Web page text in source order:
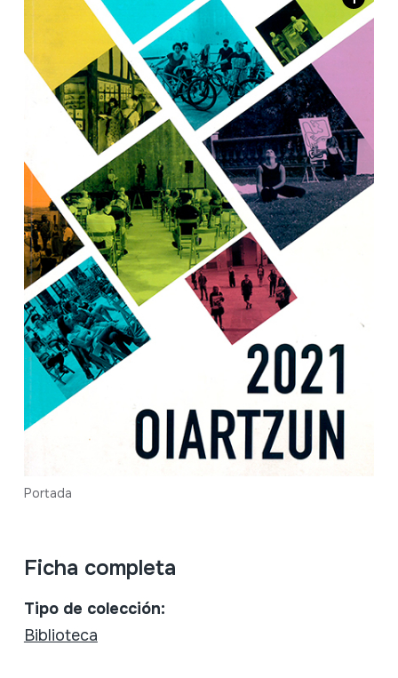
Portada
Ficha completa
Tipo de colección:
Biblioteca